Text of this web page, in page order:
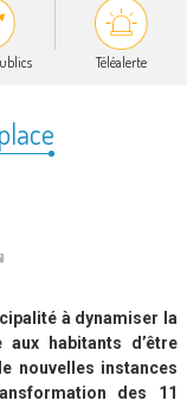
Téléalerte
à dynamiser la
habitants d’être
nouvelles instances
des 11